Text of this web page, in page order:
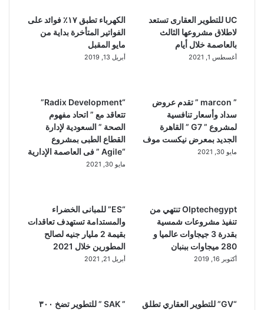
الكهرباء تطبق ١٧٪ فوائد على
الفواتير المتأخرة بداية من
مايو المقبل
أبريل 13, 2019
UC للتطوير العقارى تستعد
لاطلاق مشروعها الثالث
بالعاصمة خلال أيام
أغسطس 1, 2021
“Radix Development”
تتعاقد مع ” اتحاد مفهوم
الصحة ” السعودية لإدارة
القطاع الطبى بمشروع
“Agile ” فى العاصمة الإدارية
مايو 30, 2021
” marcon ” تقدم عروض
سداد وأسعار تنافسية
لمشروع ” G7 ” القاهرة
الجديد بمعرض نيكست موف
مايو 30, 2021
“ES” للمبانى الخضراء
والمستدامة تستهدف تعاقدات
بقيمة 2 مليار جنيه لصالح
المطورين خلال 2021
أبريل 21, 2021
Olptechegypt تنتهي من
تنفيذ مشروعات شمسية
بقدرة 3 جيجاوات عالميا و
280 ميجاوات ببنبان
أكتوبر 16, 2019
” SAK ” للتطوير تضخ ٣٠٠
“GV” للتطوير العقاري تطلق